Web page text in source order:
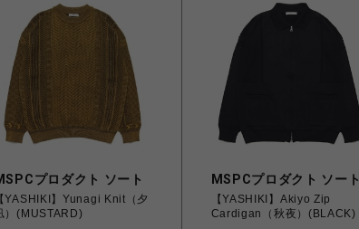
プロダクト ソート
【YASHIKI】Yunagi Knit（夕
）(MUSTARD)
MSPCプロダクト ソート
【YASHIKI】Akiyo Zip
Cardigan（秋夜）(BLACK)